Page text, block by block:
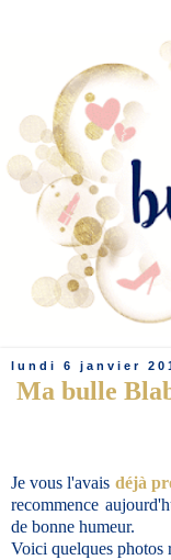
lundi 6 janvier
Ma bulle
Je vous l'avais déjà
recommence
de bonne humeur.
Voici quelques photos